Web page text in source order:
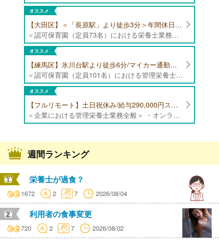
オススメ
【大田区】＜「長原駅」より徒歩3分＞年間休日120日以上/最大10連休取得可能/日勤帯勤務のみ 認可保育園（定員73名）にて、栄養士の募集！
＜認可保育園（定員73名）における栄養士業務全般＞ ・調理（朝おやつ・給食・おやつ・補食） ・盛付け、片づけ ・食育、保育室への給食ラウンド、事務業務 ・調理室のお掃除、備蓄の確認、発注など ※定員:73名(0歳児6名、1歳歳児10名、2歳児12名、3歳-5歳児各15名)
オススメ
【練馬区】氷川台駅より徒歩6分/マイカー通勤可能/年間休日120日/賞与高水準 認可保育園（定員101名）にて管理栄養士・栄養士・調理師募集！
＜認可保育園（定員101名）における管理栄養士・栄養士・調理師業務全般＞ ・調理業務全般 ・離乳食、アレルギー除去食対応 ・食育活動
オススメ
【フルリモート】土日祝休み/給与290,000円スタート/残業少なめ 企業にて管理栄養士の募集！
＜企業における管理栄養士業務全般＞ ・オンラインでの栄養指導業務 ・サービス（生活習慣病重症化予防）の品質管理 ・専用アプリを通じたチャットでの栄養指導業務 ※フルリモートにて勤務可能です。 【応募条件】特定保健指導もしくは病院での栄養指導3年以上
週間ランキング
栄養士が過食？
1672 2 7 2026/08/04
利用者の食事変更
720 2 7 2026/08/02